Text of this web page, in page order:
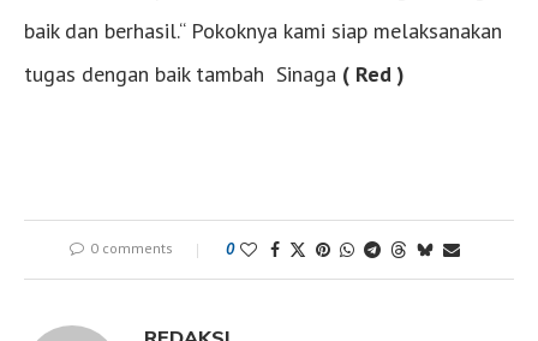
baik dan berhasil.“ Pokoknya kami siap melaksanakan
tugas dengan baik tambah Sinaga ( Red )
0 comments 0